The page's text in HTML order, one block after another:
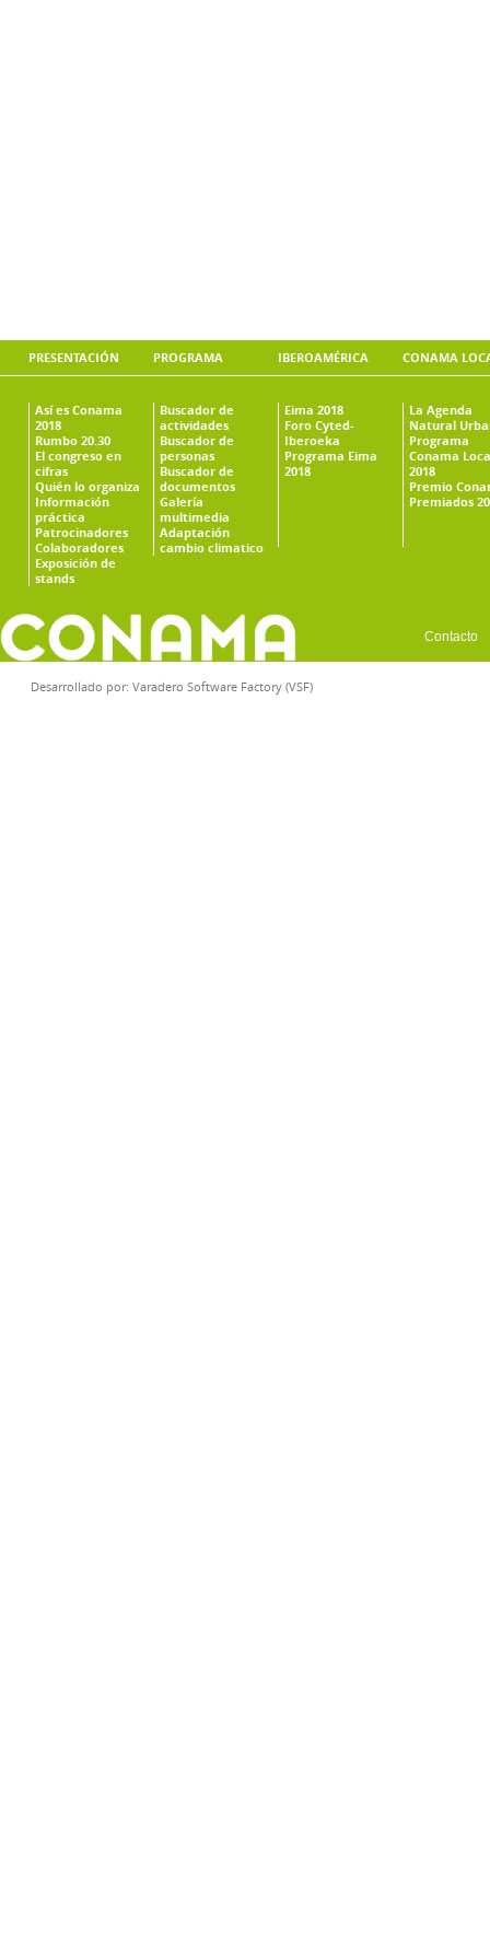
PRESENTACIÓN
Así es Conama
2018
Rumbo 20.30
El congreso en
cifras
Quién lo organiza
Información
práctica
Patrocinadores
Colaboradores
Exposición de
stands
PROGRAMA
Buscador de
actividades
Buscador de
personas
Buscador de
documentos
Galería
multimedia
Adaptación
cambio climatico
IBEROAMÉRICA
Eima 2018
Foro Cyted-
Iberoeka
Programa Eima
2018
CONAMA
La Agenda
Natural
Programa
Conama
2018
Premio
Premiados
Contacto
Desarrollado por: Varadero Software Factory (VSF)